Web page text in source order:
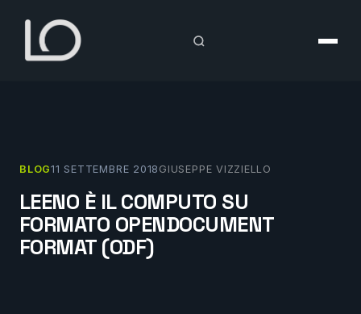
contenuto
BLOG11 SETTEMBRE 2018 GIUSEPPE VIZZIELLO
LEENO È IL COMPUTO SU
FORMATO OPENDOCUMENT
FORMAT (ODF)